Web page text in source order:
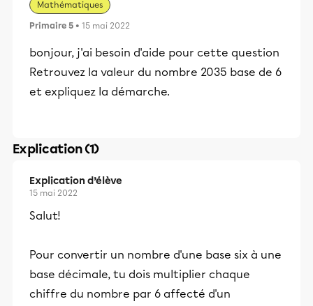
Mathématiques
Primaire 5 • 15 mai 2022
bonjour, j'ai besoin d'aide pour cette question
Retrouvez la valeur du nombre 2035 base de 6
et expliquez la démarche.
Explication (1)
Explication d’élève
15 mai 2022
Salut!
Pour convertir un nombre d'une base six à une
base décimale, tu dois multiplier chaque
chiffre du nombre par 6 affecté d'un